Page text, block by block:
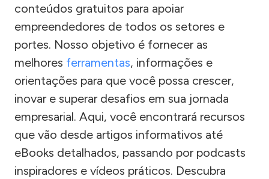
conteúdos gratuitos para apoiar
empreendedores de todos os setores e
portes. Nosso objetivo é fornecer as
melhores ferramentas, informações e
orientações para que você possa crescer,
inovar e superar desafios em sua jornada
empresarial. Aqui, você encontrará recursos
que vão desde artigos informativos até
eBooks detalhados, passando por podcasts
inspiradores e vídeos práticos. Descubra